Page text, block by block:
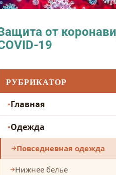
от
19
РУБРИКАТОР
Главная
Одежда
Повседневная одежда
Нижнее белье